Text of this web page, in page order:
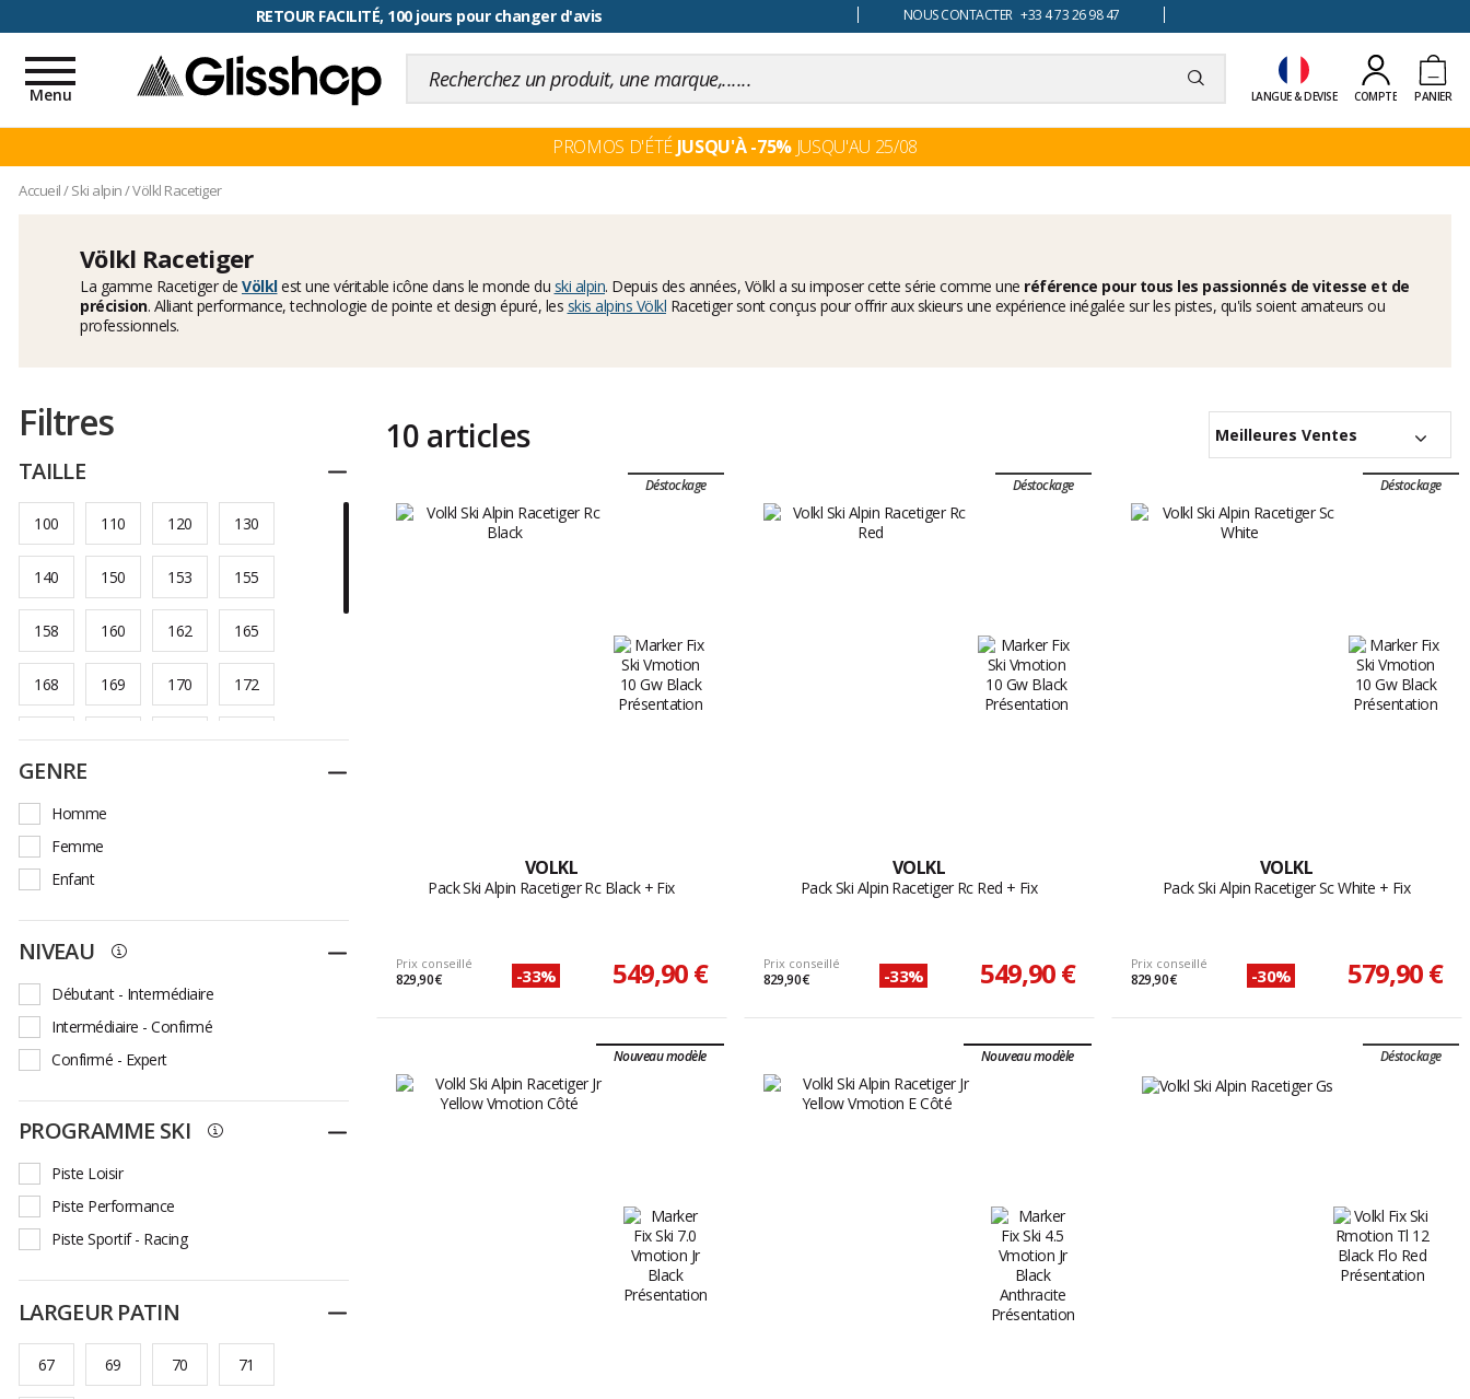
RETOUR FACILITÉ, 100 jours pour changer d'avis NOUS CONTACTER +33 4 73 26 98 47
LANGUE & DEVISE COMPTE PANIER
Toggle
navigation
Menu
PROMOS D'ÉTÉ JUSQU'À -75%JUSQU'AU 25/08
Accueil/Ski alpin/Völkl Racetiger
Völkl Racetiger
La gamme Racetiger de Völklest une véritable icône dans le monde du ski alpin. Depuis des années, Völkl a su imposer cette série comme une référence pour tous les passionnés de vitesse et de
précision. Alliant performance, technologie de pointe et design épuré, les skis alpins Völkl Racetiger sont conçus pour offrir aux skieurs une expérience inégalée sur les pistes, qu'ils soient amateurs ou
professionnels.
Filtres
TAILLE Replier
100 110 120 130
140 150 153 155
158 160 162 165
168 169 170 172
173 176 178 179
GENRE Replier
Homme
Femme
Enfant
NIVEAU Replier
Débutant - Intermédiaire
Intermédiaire - Confirmé
Confirmé - Expert
PROGRAMME SKI Replier
Piste Loisir
Piste Performance
Piste Sportif - Racing
LARGEUR PATIN Replier
67 69 70 71
10 articles Meilleures Ventes
Déstockage
VOLKL
Pack Ski Alpin Racetiger Rc Black + Fix
Prix conseillé
829,90 € -33% 549,90 €
Déstockage
VOLKL
Pack Ski Alpin Racetiger Rc Red + Fix
Prix conseillé
829,90 € -33% 549,90 €
Déstockage
VOLKL
Pack Ski Alpin Racetiger Sc White + Fix
Prix conseillé
829,90 € -30% 579,90 €
Nouveau modèle Nouveau modèle Déstockage